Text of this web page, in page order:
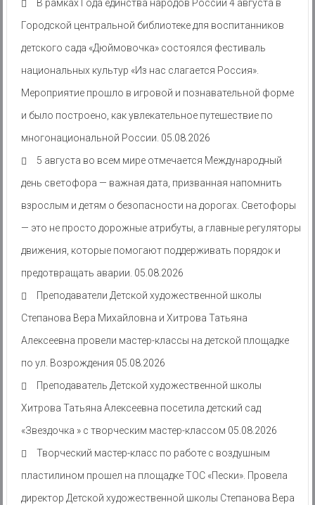
В рамках Года единства народов России 4 августа в
Городской центральной библиотеке для воспитанников
детского сада «Дюймовочка» состоялся фестиваль
национальных культур «Из нас слагается Россия».
Мероприятие прошло в игровой и познавательной форме
и было построено, как увлекательное путешествие по
многонациональной России. 05.08.2026
5 августа во всем мире отмечается Международный
день светофора — важная дата, призванная напомнить
взрослым и детям о безопасности на дорогах. Светофоры
— это не просто дорожные атрибуты, а главные регуляторы
движения, которые помогают поддерживать порядок и
предотвращать аварии. 05.08.2026
Преподаватели Детской художественной школы
Степанова Вера Михайловна и Хитрова Татьяна
Алексеевна провели мастер-классы на детской площадке
по ул. Возрождения 05.08.2026
Преподаватель Детской художественной школы
Хитрова Татьяна Алексеевна посетила детский сад
«Звездочка » с творческим мастер-классом 05.08.2026
Творческий мастер-класс по работе с воздушным
пластилином прошел на площадке ТОС «Пески». Провела
директор Детской художественной школы Степанова Вера